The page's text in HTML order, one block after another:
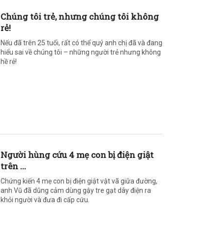
Chúng tôi trẻ, nhưng chúng tôi không
rẻ!
Nếu đã trên 25 tuổi, rất có thể quý anh chị đã và đang
hiểu sai về chúng tôi – những người trẻ nhưng không
hề rẻ!
Người hùng cứu 4 mẹ con bị điện giật
trên ...
Chứng kiến 4 mẹ con bị điện giật vật vã giữa đường,
anh Vũ đã dũng cảm dùng gậy tre gạt dây điện ra
khỏi người và đưa đi cấp cứu.